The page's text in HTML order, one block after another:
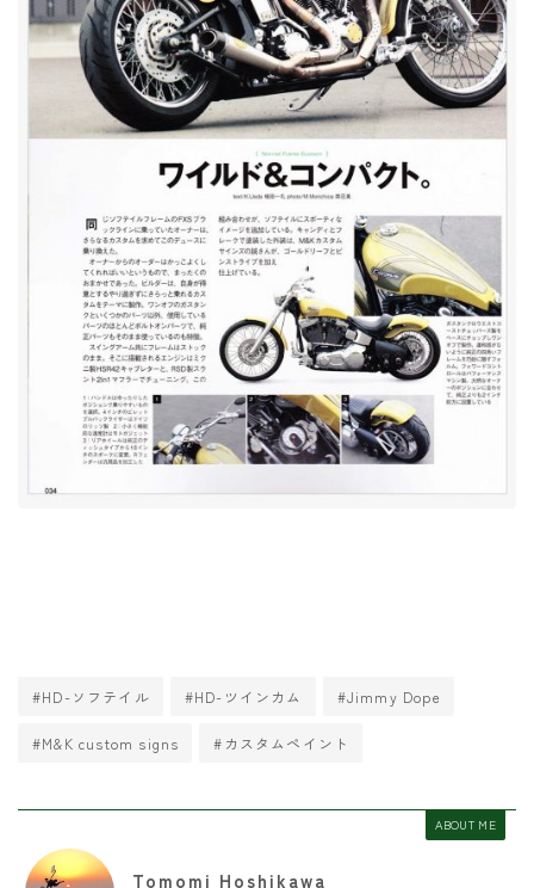
#HD-ソフテイル #HD-ツインカム #Jimmy Dope
#M&K custom signs #カスタムペイント
ABOUT ME
Tomomi Hoshikawa